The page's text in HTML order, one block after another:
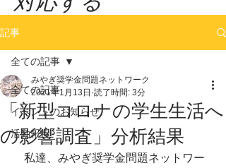
記事
全ての記事
イベントのお知らせ
活動報告
全ての記事
「新型コロナの学生生活へ
の影響調査」分析結果
みやぎ奨学金問題ネットワーク
2021年1月13日 読了時間: 3分
私達、みやぎ奨学金問題ネットワー